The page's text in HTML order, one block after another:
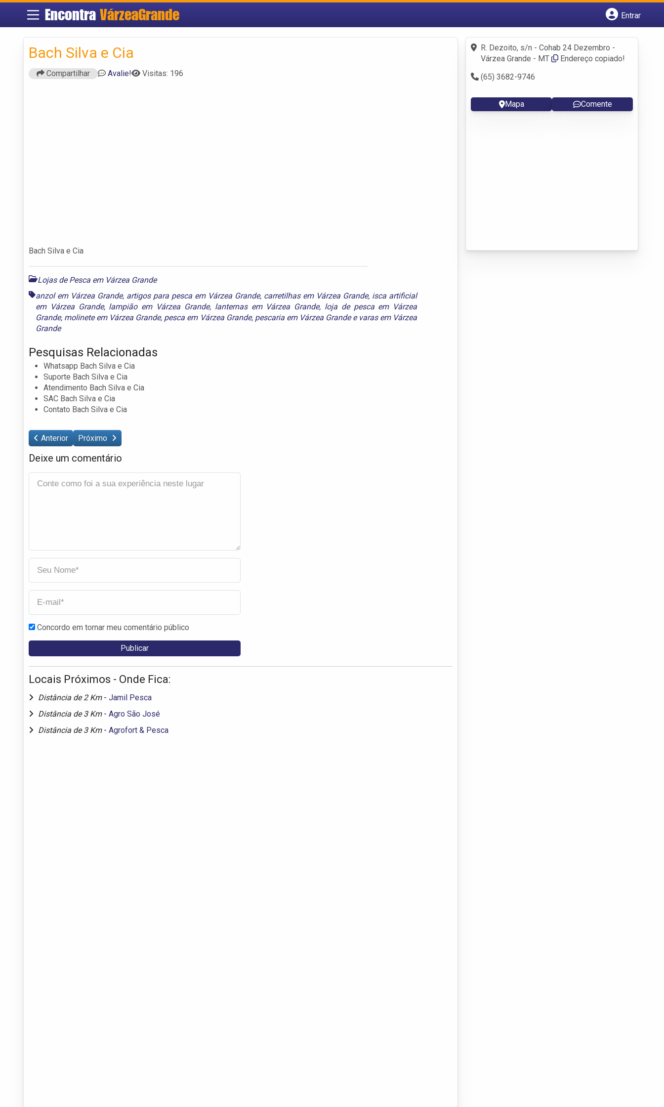
Encontra VárzeaGrande
Entrar
Fazer login
Criar conta
Bach Silva e Cia
Compartilhar Avalie! Visitas: 196
Bach Silva e Cia
Lojas de Pesca em Várzea Grande
anzol em Várzea Grande, artigos para pesca em Várzea Grande, carretilhas em Várzea Grande, isca artificial
em Várzea Grande, lampião em Várzea Grande, lanternas em Várzea Grande, loja de pesca em Várzea
Grande, molinete em Várzea Grande, pesca em Várzea Grande, pescaria em Várzea Grandee varas em Várzea
Grande
Pesquisas Relacionadas
Whatsapp Bach Silva e Cia
Suporte Bach Silva e Cia
Atendimento Bach Silva e Cia
SAC Bach Silva e Cia
Contato Bach Silva e Cia
Anterior Próximo
Deixe um comentário
Concordo em tornar meu comentário público
Locais Próximos - Onde Fica:
Distância de 2 Km - Jamil Pesca
Distância de 3 Km - Agro São José
Distância de 3 Km - Agrofort & Pesca
R. Dezoito, s/n - Cohab 24 Dezembro -
Várzea Grande - MT
Endereço copiado!
(65) 3682-9746
Mapa Comente